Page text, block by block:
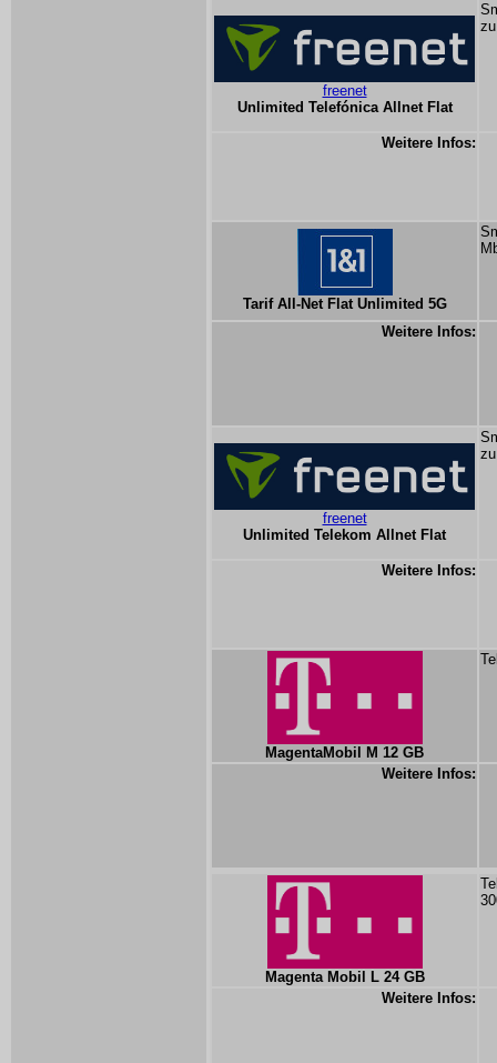
freenet
Unlimited Telefónica Allnet Flat
Weitere Infos:
Tarif All-Net Flat Unlimited 5G
Weitere Infos:
freenet
Unlimited Telekom Allnet Flat
Weitere Infos:
MagentaMobil M 12 GB
Weitere Infos:
Magenta Mobil L 24 GB
Weitere Infos: